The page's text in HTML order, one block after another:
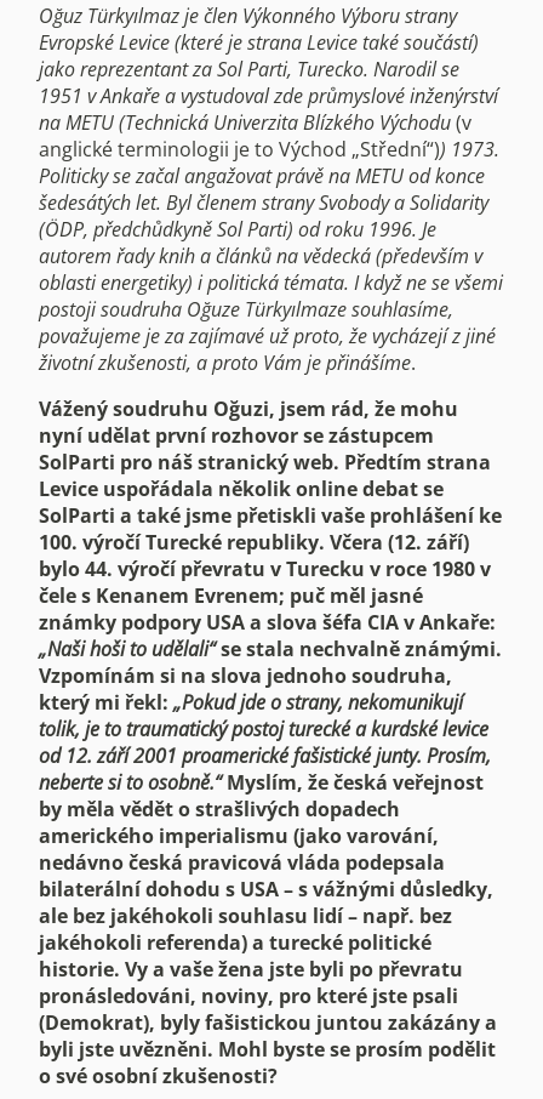
Oğuz Türkyılmaz je člen Výkonného Výboru strany
Evropské Levice (které je strana Levice také součástí)
jako reprezentant za Sol Parti, Turecko. Narodil se
1951 v Ankaře a vystudoval zde průmyslové inženýrství
na METU (Technická Univerzita Blízkého Východu(v
anglické terminologii je to Východ „Střední“)) 1973.
Politicky se začal angažovat právě na METU od konce
šedesátých let. Byl členem strany Svobody a Solidarity
(ÖDP, předchůdkyně Sol Parti) od roku 1996. Je
autorem řady knih a článků na vědecká (především v
oblasti energetiky) i politická témata. I když ne se všemi
postoji soudruha Oğuze Türkyılmaze souhlasíme,
považujeme je za zajímavé už proto, že vycházejí z jiné
životní zkušenosti, a proto Vám je přinášíme.
Vážený soudruhu Oğuzi, jsem rád, že mohu
nyní udělat první rozhovor se zástupcem
SolParti pro náš stranický web. Předtím strana
Levice uspořádala několik online debat se
SolParti a také jsme přetiskli vaše prohlášení ke
100. výročí Turecké republiky. Včera (12. září)
bylo 44. výročí převratu v Turecku v roce 1980 v
čele s Kenanem Evrenem; puč měl jasné
známky podpory USA a slova šéfa CIA v Ankaře:
„Naši hoši to udělali“se stala nechvalně známými.
Vzpomínám si na slova jednoho soudruha,
který mi řekl: „Pokud jde o strany, nekomunikují
tolik, je to traumatický postoj turecké a kurdské levice
od 12. září 2001 proamerické fašistické junty. Prosím,
neberte si to osobně.“ Myslím, že česká veřejnost
by měla vědět o strašlivých dopadech
amerického imperialismu (jako varování,
nedávno česká pravicová vláda podepsala
bilaterální dohodu s USA – s vážnými důsledky,
ale bez jakéhokoli souhlasu lidí – např. bez
jakéhokoli referenda) a turecké politické
historie. Vy a vaše žena jste byli po převratu
pronásledováni, noviny, pro které jste psali
(Demokrat), byly fašistickou juntou zakázány a
byli jste uvězněni. Mohl byste se prosím podělit
o své osobní zkušenosti?